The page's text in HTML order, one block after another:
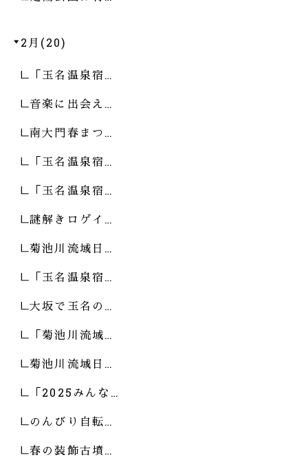
2月(20)
「玉名温泉宿…
音楽に出会え…
南大門春まつ…
「玉名温泉宿…
「玉名温泉宿…
謎解きロゲイ…
菊池川流域日…
「玉名温泉宿…
大坂で玉名の…
「菊池川流域…
菊池川流域日…
「2025みんな…
のんびり自転…
春の装飾古墳…